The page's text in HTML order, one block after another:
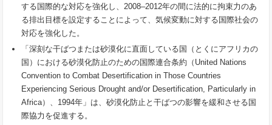
する国際的な対応を強化し、2008‒2012年の間に法的に拘束力のあ
る排出目標を設定することによって、気候変動に対する国際社会の
対応を強化した。
「深刻な干ばつまたは砂漠化に直面している国（とくにアフリカの
国）における砂漠化防止のための国際連合条約（United Nations
Convention to Combat Desertification in Those Countries
Experiencing Serious Drought and/or Desertification, Particularly in
Africa）、1994年」は、砂漠化防止と干ばつの影響を緩和させる国
際協力を促進する。